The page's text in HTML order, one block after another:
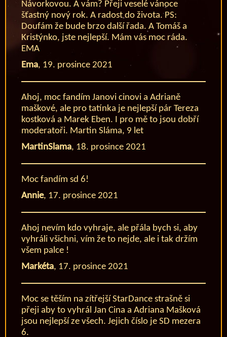
Návorkovou. A vám? Přeji veselé vánoce
šťastný nový rok. A radost do života. PS:
Doufám že bude brzo další řada. A Tomáš a
Kristýnko, jste nejlepší. Mám vás moc ráda.
EMA
Ema, 19. prosince 2021
Ahoj, moc fandím Janovi cinovi a Adrianě
maškové, ale pro tatínka je nejlepší pár Tereza
kostková a Marek Eben. I pro mě to jsou dobří
moderatoři. Martin Sláma, 9 let
MartinSlama, 18. prosince 2021
Moc fandím sd 6!
Annie, 17. prosince 2021
Ahoj nevím kdo vyhraje, ale přála bych si, aby
vyhráli všichni, vím že to nejde, ale i tak držím
všem palce !
Markéta, 17. prosince 2021
Moc se těším na zítřejší StarDance strašně si
přeji aby to vyhrál Jan Cina a Adriana Mašková
jsou nejlepší ze všech. Jejich číslo je SD mezera
6.